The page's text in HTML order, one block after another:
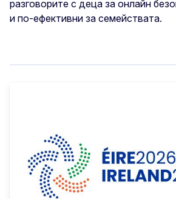
разговорите с деца за онлайн
и по-ефективни за семействата.